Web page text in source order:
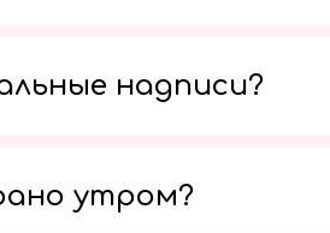
надписи?
утром?